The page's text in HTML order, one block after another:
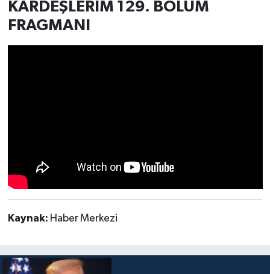
KARDEŞLERİM 129. BÖLÜM
FRAGMANI
Kaynak: Haber Merkezi